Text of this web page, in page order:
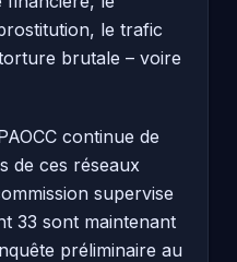
le trafic
brutale – voire
continue de
de ces réseaux
supervise
33 sont maintenant
préliminaire au